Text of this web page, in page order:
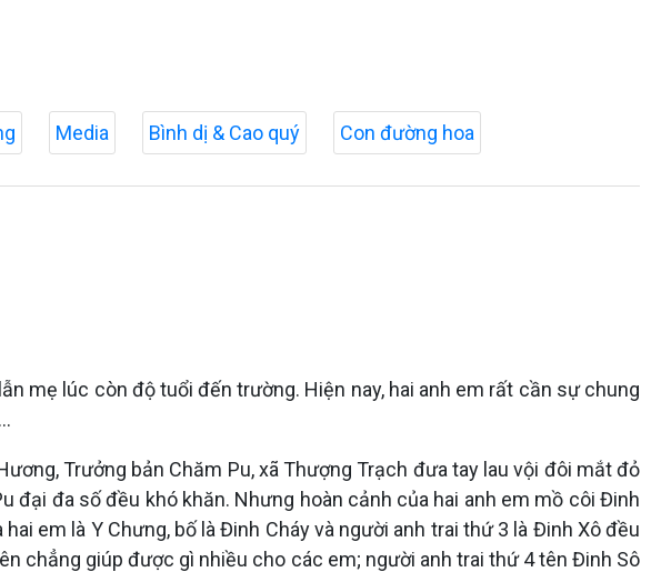
Media Bình dị & Cao quý Con đường hoa
mẹ lúc còn độ tuổi đến trường. Hiện nay, hai anh em rất cần sự chung
Trưởng bản Chăm Pu, xã Thượng Trạch đưa tay lau vội đôi mắt đỏ
đại đa số đều khó khăn. Nhưng hoàn cảnh của hai anh em mồ côi Đinh
em là Y Chưng, bố là Đinh Cháy và người anh trai thứ 3 là Đinh Xô đều
chẳng giúp được gì nhiều cho các em; người anh trai thứ 4 tên Đinh Sô